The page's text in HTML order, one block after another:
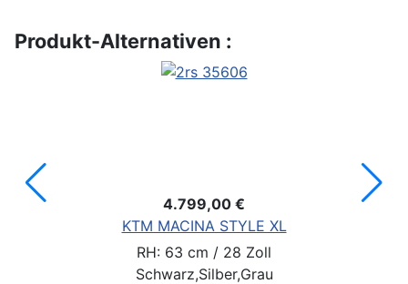
Produkt-Alternativen :
4.799,00 €
KTM MACINA STYLE XL
RH: 63 cm / 28 Zoll
Schwarz,Silber,Grau